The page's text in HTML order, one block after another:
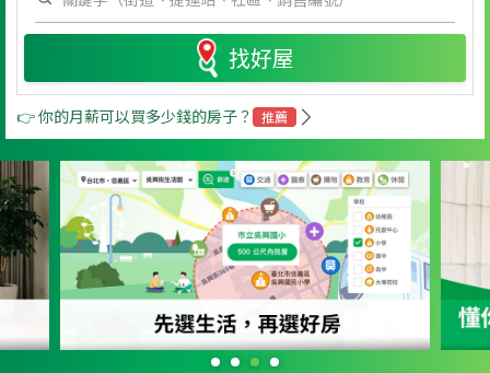
找好屋
👉 你的月薪可以買多少錢的房子？ 推薦